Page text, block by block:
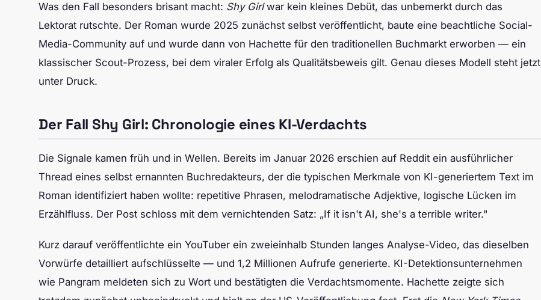
Was den Fall besonders brisant macht: Shy Girlwar kein kleines Debüt, das unbemerkt durch das
Lektorat rutschte. Der Roman wurde 2025 zunächst selbst veröffentlicht, baute eine beachtliche Social-
Media-Community auf und wurde dann von Hachette für den traditionellen Buchmarkt erworben — ein
klassischer Scout-Prozess, bei dem viraler Erfolg als Qualitätsbeweis gilt. Genau dieses Modell steht jetzt
unter Druck.
Der Fall Shy Girl: Chronologie eines KI-Verdachts
Die Signale kamen früh und in Wellen. Bereits im Januar 2026 erschien auf Reddit ein ausführlicher
Thread eines selbst ernannten Buchredakteurs, der die typischen Merkmale von KI-generiertem Text im
Roman identifiziert haben wollte: repetitive Phrasen, melodramatische Adjektive, logische Lücken im
Erzählfluss. Der Post schloss mit dem vernichtenden Satz: „If it isn't AI, she's a terrible writer."
Kurz darauf veröffentlichte ein YouTuber ein zweieinhalb Stunden langes Analyse-Video, das dieselben
Vorwürfe detailliert aufschlüsselte — und 1,2 Millionen Aufrufe generierte. KI-Detektionsunternehmen
wie Pangram meldeten sich zu Wort und bestätigten die Verdachtsmomente. Hachette zeigte sich